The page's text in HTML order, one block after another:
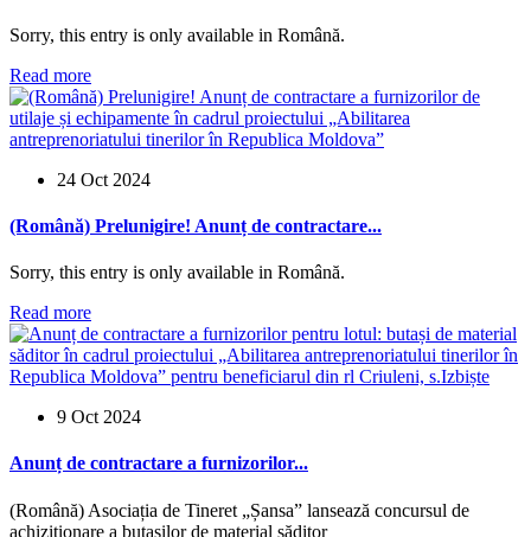
Sorry, this entry is only available in Română.
Read more
24 Oct 2024
(Română) Prelunigire! Anunț de contractare...
Sorry, this entry is only available in Română.
Read more
9 Oct 2024
Anunț de contractare a furnizorilor...
(Română) Asociația de Tineret „Șansa” lansează concursul de
achiziționare a butașilor de material săditor